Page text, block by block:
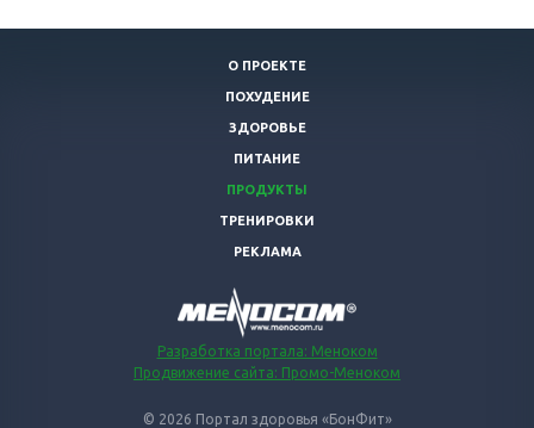
О ПРОЕКТЕ
ПОХУДЕНИЕ
ЗДОРОВЬЕ
ПИТАНИЕ
ПРОДУКТЫ
ТРЕНИРОВКИ
РЕКЛАМА
Разработка портала: Меноком
Продвижение сайта: Промо-Меноком
© 2026 Портал здоровья «БонФит»